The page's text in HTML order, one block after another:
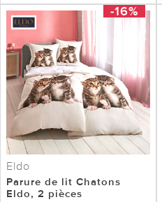
-16%
Eldo
Parure de lit Chatons
Eldo, 2 pièces